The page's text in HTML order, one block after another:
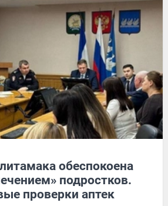
обеспокоена
подростков.
проверки аптек